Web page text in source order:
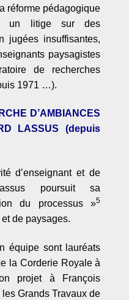
réforme pédagogique
un litige sur des
jugées insuffisantes,
paysagistes
de recherches
1971 …).
D’AMBIANCES
LASSUS (depuis
d’enseignant et de
poursuit sa
du processus»5
de paysages.
équipe sont lauréats
la Corderie Royale à
projet à François
Grands Travaux de